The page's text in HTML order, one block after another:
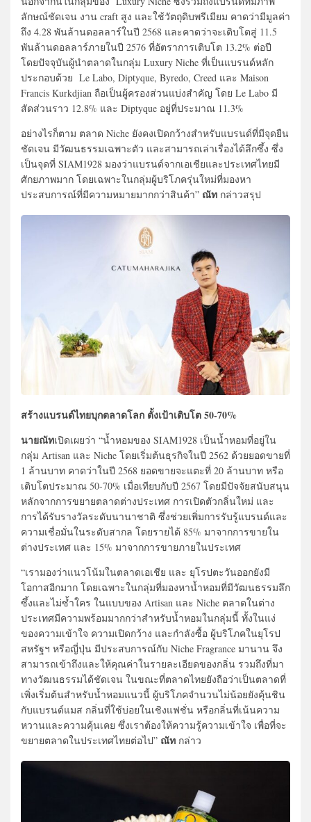
ลักษณ์ชัดเจน งาน craft สูง และใช้วัตถุดิบพรีเมียม คาดว่ามีมูลค่า
ถึง 4.28 พันล้านดอลลาร์ในปี 2568 และคาดว่าจะเติบโตสู่ 11.5
พันล้านดอลลาร์ภายในปี 2576 ที่อัตราการเติบโต 13.2% ต่อปี
โดยปัจจุบันผู้นำตลาดในกลุ่ม Luxury Niche ที่เป็นแบรนด์หลัก
ประกอบด้วย Le Labo, Diptyque, Byredo, Creed และ Maison
Francis Kurkdjian ถือเป็นผู้ครองส่วนแบ่งสำคัญ โดย Le Labo มี
สัดส่วนราว 12.8% และ Diptyque อยู่ที่ประมาณ 11.3%
อย่างไรก็ตาม ตลาด Niche ยังคงเปิดกว้างสำหรับแบรนด์ที่มีจุดยืน
ชัดเจน มีวัฒนธรรมเฉพาะตัว และสามารถเล่าเรื่องได้ลึกซึ้ง ซึ่ง
เป็นจุดที่ SIAM1928 มองว่าแบรนด์จากเอเชียและประเทศไทยมี
ศักยภาพมาก โดยเฉพาะในกลุ่มผู้บริโภครุ่นใหม่ที่มองหา
ประสบการณ์ที่มีความหมายมากกว่าสินค้า” ณัท กล่าวสรุป
สร้างแบรนด์ไทยบุกตลาดโลก ตั้งเป้าเติบโต 50-70%
นายณัทเปิดเผยว่า “น้ำหอมของ SIAM1928 เป็นน้ำหอมที่อยู่ใน
กลุ่ม Artisan และ Niche โดยเริ่มต้นธุรกิจในปี 2562 ด้วยยอดขายที่
1 ล้านบาท คาดว่าในปี 2568 ยอดขายจะแตะที่ 20 ล้านบาท หรือ
เติบโตประมาณ 50-70% เมื่อเทียบกับปี 2567 โดยมีปัจจัยสนับสนุน
หลักจากการขยายตลาดต่างประเทศ การเปิดตัวกลิ่นใหม่ และ
การได้รับรางวัลระดับนานาชาติ ซึ่งช่วยเพิ่มการรับรู้แบรนด์และ
ความเชื่อมั่นในระดับสากล โดยรายได้ 85% มาจากการขายใน
ต่างประเทศ และ 15% มาจากการขายภายในประเทศ
“เรามองว่าแนวโน้มในตลาดเอเชีย และ ยุโรปตะวันออกยังมี
โอกาสอีกมาก โดยเฉพาะในกลุ่มที่มองหาน้ำหอมที่มีวัฒนธรรมลึก
ซึ้งและไม่ซ้ำใคร ในแบบของ Artisan และ Niche ตลาดในต่าง
ประเทศมีความพร้อมมากกว่าสำหรับน้ำหอมในกลุ่มนี้ ทั้งในแง่
ของความเข้าใจ ความเปิดกว้าง และกำลังซื้อ ผู้บริโภคในยุโรป
สหรัฐฯ หรือญี่ปุ่น มีประสบการณ์กับ Niche Fragrance มานาน จึง
สามารถเข้าถึงและให้คุณค่าในรายละเอียดของกลิ่น รวมถึงที่มา
ทางวัฒนธรรมได้ชัดเจน ในขณะที่ตลาดไทยยังถือว่าเป็นตลาดที่
เพิ่งเริ่มต้นสำหรับน้ำหอมแนวนี้ ผู้บริโภคจำนวนไม่น้อยยังคุ้นชิน
กับแบรนด์แมส กลิ่นที่ใช้บ่อยในเชิงแฟชั่น หรือกลิ่นที่เน้นความ
หวานและความคุ้นเคย ซึ่งเราต้องให้ความรู้ความเข้าใจ เพื่อที่จะ
ขยายตลาดในประเทศไทยต่อไป” ณัท กล่าว